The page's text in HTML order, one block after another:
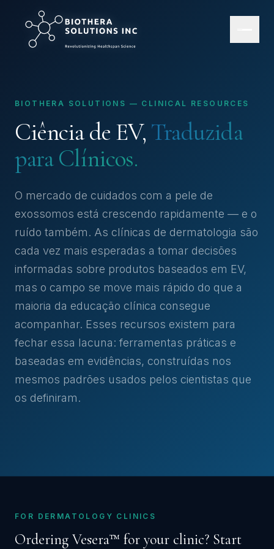
BIOTHERA SOLUTIONS — CLINICAL RESOURCES
Ciência de EV, Traduzida
para Clínicos.
O mercado de cuidados com a pele de
exossomos está crescendo rapidamente — e o
ruído também. As clínicas de dermatologia são
cada vez mais esperadas a tomar decisões
informadas sobre produtos baseados em EV,
mas o campo se move mais rápido do que a
maioria da educação clínica consegue
acompanhar. Esses recursos existem para
fechar essa lacuna: ferramentas práticas e
baseadas em evidências, construídas nos
mesmos padrões usados pelos cientistas que
os definiram.
FOR DERMATOLOGY CLINICS
Ordering Vesera™ for your clinic? Start